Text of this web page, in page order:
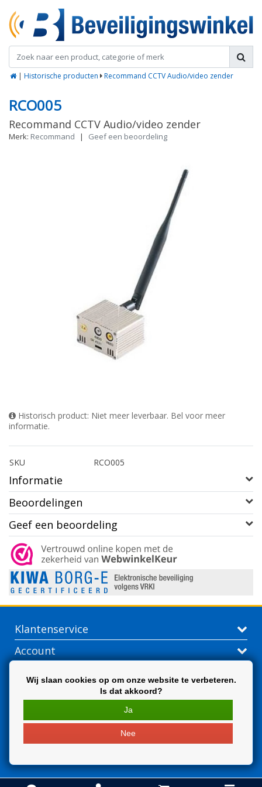
| Historische producten Recommand CCTV Audio/video zender
RCO005
Recommand CCTV Audio/video zender
Merk: Recommand | Geef een beoordeling
Historisch product: Niet meer leverbaar. Bel voor meer
informatie.
SKU RCO005
Informatie
Beoordelingen
Geef een beoordeling
Klantenservice
Account
Wij slaan cookies op om onze website te verbeteren.
Is dat akkoord?
Ja
Nee